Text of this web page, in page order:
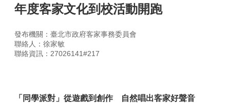
年度客家文化到校活動開跑
發布機關：臺北市政府客家事務委員會
聯絡人：徐家敏
聯絡資訊：27026141#217
「同學派對」從遊戲到創作 自然唱出客家好聲音